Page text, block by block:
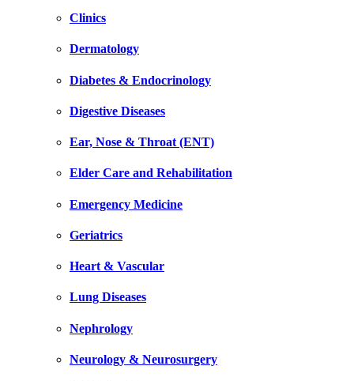
Clinics
Dermatology
Diabetes & Endocrinology
Digestive Diseases
Ear, Nose & Throat (ENT)
Elder Care and Rehabilitation
Emergency Medicine
Geriatrics
Heart & Vascular
Lung Diseases
Nephrology
Neurology & Neurosurgery